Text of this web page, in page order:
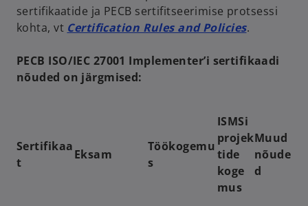
sertifikaatide ja PECB sertifitseerimise protsessi
kohta, vt Certification Rules and Policies.
PECB ISO/IEC 27001 Implementer’i sertifikaadi
nõuded on järgmised:
Sertifikaa
t
Eksam
Töökogemu
s
ISMSi
projek
tide
koge
mus
Muud
nõude
d